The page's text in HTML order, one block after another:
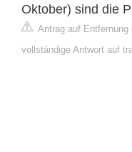
Oktober) sind die
Antrag auf Entfernung
vollständige Antwort auf